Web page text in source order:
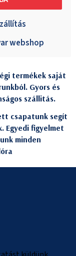
webshop
termékek saját
Gyors és
szállitás.
csapatunk segít
Egyedi figyelmet
minden